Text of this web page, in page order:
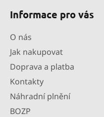
Informace pro vás
O nás
Jak nakupovat
Doprava a platba
Kontakty
Náhradní plnění
BOZP